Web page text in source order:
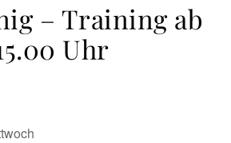
– Training ab
Uhr